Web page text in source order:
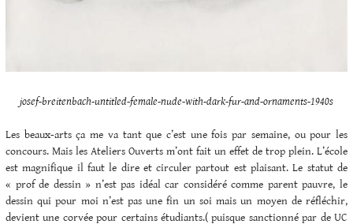
josef-breitenbach-untitled-female-nude-with-dark-fur-and-ornaments-1940s
Les beaux-arts ça me va tant que c’est une fois par semaine, ou pour les
concours. Mais les Ateliers Ouverts m’ont fait un effet de trop plein. L’école
est magnifique il faut le dire et circuler partout est plaisant. Le statut de
« prof de dessin » n’est pas idéal car considéré comme parent pauvre, le
dessin qui pour moi n’est pas une fin un soi mais un moyen de réfléchir,
devient une corvée pour certains étudiants.( puisque sanctionné par de UC